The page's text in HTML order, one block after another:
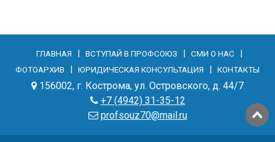
ГЛАВНАЯ ВСТУПАЙ В ПРОФСОЮЗ СМИ О НАС
ФОТОАРХИВ ЮРИДИЧЕСКАЯ КОНСУЛЬТАЦИЯ КОНТАКТЫ
156002, г. Кострома, ул. Островского, д. 44/7
+7 (4942) 31-35-12
profsouz70@mail.ru